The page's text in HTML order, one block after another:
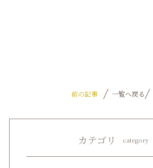
前の記事 一覧へ戻る
カテゴリ category